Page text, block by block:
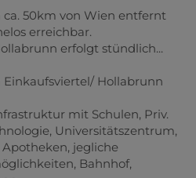
50km von Wien entfernt
erreichbar.
erfolgt stündlich...
Hollabrunn
mit Schulen, Priv.
Universitätszentrum,
jegliche
Bahnhof,